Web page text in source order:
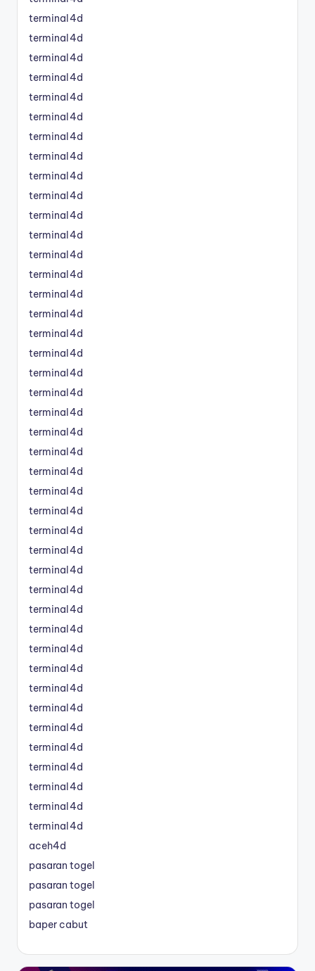
terminal4d
terminal4d
terminal4d
terminal4d
terminal4d
terminal4d
terminal4d
terminal4d
terminal4d
terminal4d
terminal4d
terminal4d
terminal4d
terminal4d
terminal4d
terminal4d
terminal4d
terminal4d
terminal4d
terminal4d
terminal4d
terminal4d
terminal4d
terminal4d
terminal4d
terminal4d
terminal4d
terminal4d
terminal4d
terminal4d
terminal4d
terminal4d
terminal4d
terminal4d
terminal4d
terminal4d
terminal4d
terminal4d
terminal4d
terminal4d
terminal4d
terminal4d
aceh4d
pasaran togel
pasaran togel
pasaran togel
baper cabut